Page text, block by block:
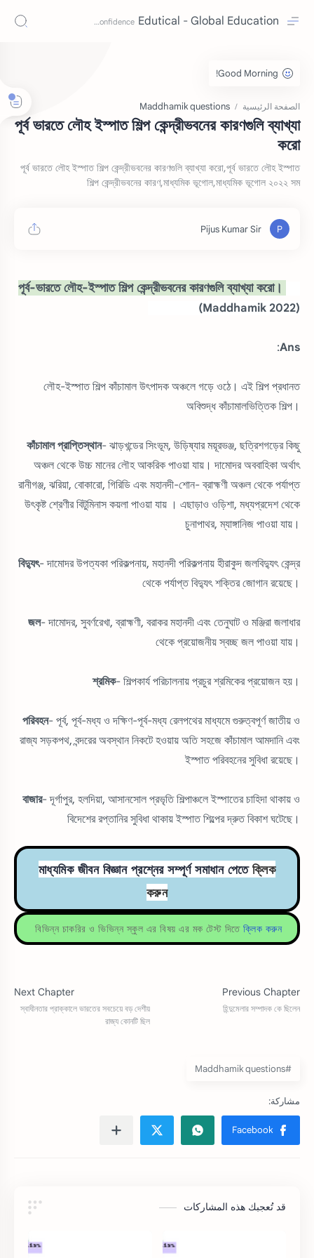
Edutical - Global Education
الصفحة الرئيسية Maddhamik questions
পূর্ব ভারতে লৌহ ইস্পাত শিল্প কেন্দ্রীভবনের কারণগুলি ব্যাখ্যা
করো
পূর্ব ভারতে লৌহ ইস্পাত শিল্প কেন্দ্রীভবনের কারণগুলি ব্যাখ্যা করো,পূর্ব ভারতে লৌহ ইস্পাত
শিল্প কেন্দ্রীভবনের কারণ,মাধ্যমিক ভূগোল,মাধ্যমিক ভূগোল ২০২২ সম
পূর্ব-ভারতে লৌহ-ইস্পাত শিল্প কেন্দ্রীভবনের কারণগুলি ব্যাখ্যা করো।
(Maddhamik 2022)
Ans
:
লৌহ-ইস্পাত শিল্প কাঁচামাল উৎপাদক অঞ্চলে গড়ে ওঠে। এই শিল্প প্রধানত
অবিশুদ্ধ কাঁচামালভিত্তিক শিল্প।
কাঁচামাল প্রাপ্তিস্থান- ঝাড়খন্ডের সিংভূম, উড়িষ্যার ময়ূরভঞ্জ, ছত্রিশগড়ের কিছু
অঞ্চল থেকে উচ্চ মানের লৌহ আকরিক পাওয়া যায়। দামোদর অববাহিকা অর্থাৎ
রানীগঞ্জ, ঝরিয়া, বোকারো, গিরিডি এবং মহানদী-শোন- ব্রাহ্মণী অঞ্চল থেকে পর্যাপ্ত
উৎকৃষ্ট শ্রেণীর বিটুমিনাস কয়লা পাওয়া যায় । এছাড়াও ওড়িশা, মধ্যপ্রদেশ থেকে
চুনাপাথর, ম্যাঙ্গানিজ পাওয়া যায়।
বিদ্যুৎ- দামোদর উপত্যকা পরিকল্পনায়, মহানদী পরিকল্পনায় হীরাকুদ জলবিদ্যুৎ কেন্দ্র
থেকে পর্যাপ্ত বিদ্যুৎ শক্তির জোগান রয়েছে।
জল- দামোদর, সুবর্ণরেখা, ব্রাহ্মণী, বরাকর মহানদী এবং তেনুঘাট ও মঞ্জিরা জলাধার
থেকে প্রয়োজনীয় স্বচ্ছ জল পাওয়া যায়।
শ্রমিক- শিল্পকার্য পরিচালনায় প্রচুর শ্রমিকের প্রয়োজন হয়।
পরিবহন- পূর্ব, পূর্ব-মধ্য ও দক্ষিণ-পূর্ব-মধ্য রেলপথের মাধ্যমে গুরুত্বপূর্ণ জাতীয় ও
রাজ্য সড়কপথ, বন্দরের অবস্থান নিকটে হওয়ায় অতি সহজে কাঁচামাল আমদানি এবং
ইস্পাত পরিবহনের সুবিধা রয়েছে।
বাজার- দূর্গাপুর, হলদিয়া, আসানসোল প্রভৃতি শিল্পাঞ্চলে ইস্পাতের চাহিদা থাকায় ও
বিদেশের রপ্তানির সুবিধা থাকায় ইস্পাত শিল্পের দ্রুত বিকাশ ঘটেছে।
মাধ্যমিক জীবন বিজ্ঞান প্রশ্নের সম্পূর্ণ সমাধান পেতেক্লিক
করুন
বিভিন্ন চাকরির ও ভিভিন্ন স্কুল এর বিষয় এর মক টেস্ট দিতেক্লিক করুন
#Maddhamik questions
قد تُعجبك هذه المشاركات